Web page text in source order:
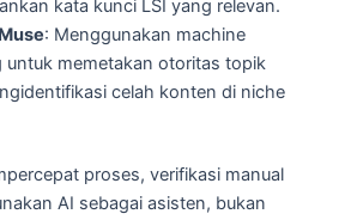
kata kunci LSI yang relevan.
: Menggunakan machine
untuk memetakan otoritas topik
celah konten di niche
proses, verifikasi manual
AI sebagai asisten, bukan